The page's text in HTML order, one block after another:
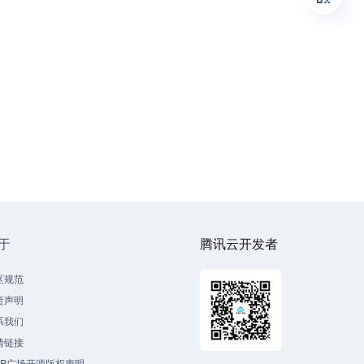
规范
声明
我们
链接
腾讯云开发者